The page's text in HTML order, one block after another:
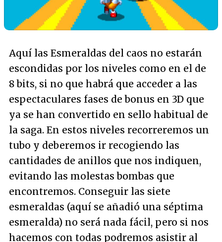
Aquí las Esmeraldas del caos no estarán
escondidas por los niveles como en el de
8 bits, si no que habrá que acceder a las
espectaculares fases de bonus en 3D que
ya se han convertido en sello habitual de
la saga. En estos niveles recorreremos un
tubo y deberemos ir recogiendo las
cantidades de anillos que nos indiquen,
evitando las molestas bombas que
encontremos. Conseguir las siete
esmeraldas (aquí se añadió una séptima
esmeralda) no será nada fácil, pero si nos
hacemos con todas podremos asistir al